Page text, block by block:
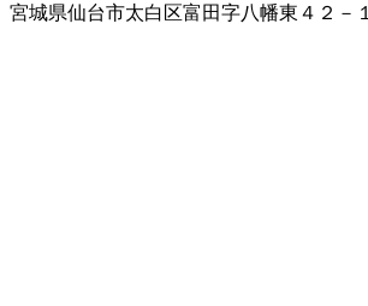
宮城県仙台市太白区富田字八幡東４２－１